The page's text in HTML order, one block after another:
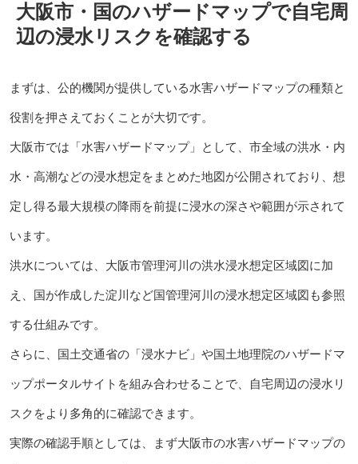
大阪市・国のハザードマップで自宅周
辺の浸水リスクを確認する
まずは、公的機関が提供している水害ハザードマップの種類と
役割を押さえておくことが大切です。
大阪市では「水害ハザードマップ」として、市全域の洪水・内
水・高潮などの浸水想定をまとめた地図が公開されており、想
定し得る最大規模の降雨を前提に浸水の深さや範囲が示されて
います。
洪水については、大阪市管理河川の洪水浸水想定区域図に加
え、国が作成した淀川など国管理河川の浸水想定区域図も参照
する仕組みです。
さらに、国土交通省の「浸水ナビ」や国土地理院のハザードマ
ップポータルサイトを組み合わせることで、自宅周辺の浸水リ
スクをより多角的に確認できます。
実際の確認手順としては、まず大阪市の水害ハザードマップの